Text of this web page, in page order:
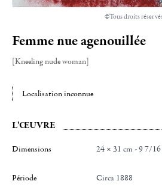
©Tous droits
Femme nue agenouillée
[Kneeling nude woman]
Localisation inconnue
L'ŒUVRE
Dimensions 24 × 31 cm - 9 7/
Période Circa 1888